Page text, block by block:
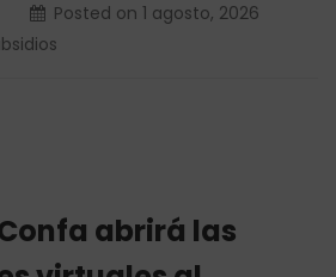
Posted on 1 agosto, 2026
abrirá las